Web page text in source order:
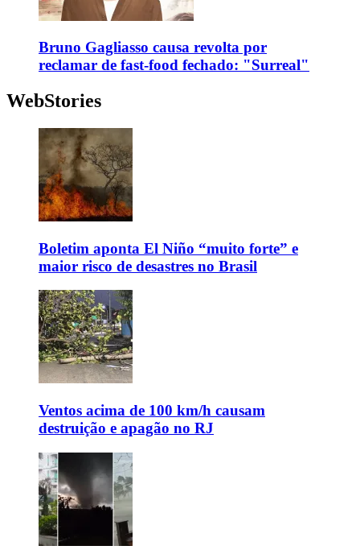
Bruno Gagliasso causa revolta por
reclamar de fast-food fechado: "Surreal"
WebStories
Boletim aponta El Niño “muito forte” e
maior risco de desastres no Brasil
Ventos acima de 100 km/h causam
destruição e apagão no RJ